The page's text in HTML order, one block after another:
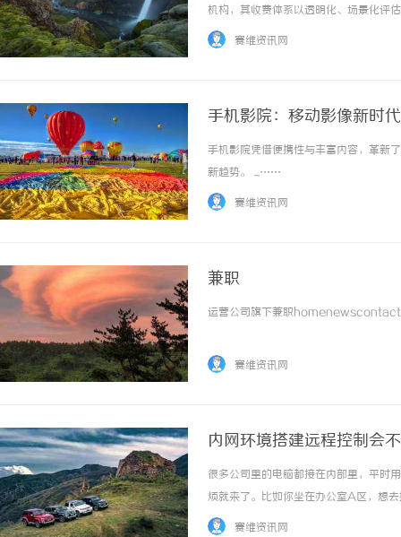
机构，其收费体系以透明化、场景化评
基础服务、里程时长、人员配置及特殊
赛维资讯网
手机影院：移动影像新时
手机影院凭借便携性与丰富内容，革新
新趋势。 ...……
赛维资讯网
兼职
运营公司旗下兼职
赛维资讯网
内网环境搭建远程控制会
很多公司里的电脑都接在内部里，平时
烦就来了。比如你坐在办公室A区，想
服务器有个参数要调。这时候你会发现
赛维资讯网